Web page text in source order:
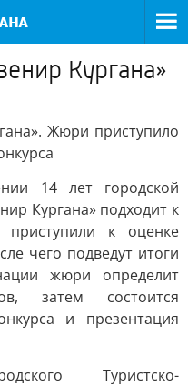
Кургана»
Жюри приступило
14 лет городской
Кургана» подходит к
к оценке
чего подведут итоги
жюри определит
затем состоится
и презентация
Туристско-